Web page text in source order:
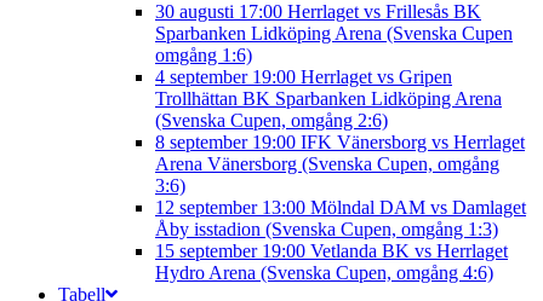
30 augusti 17:00 Herrlaget vs Frillesås BK
Sparbanken Lidköping Arena (Svenska Cupen
omgång 1:6)
4 september 19:00 Herrlaget vs Gripen
Trollhättan BK Sparbanken Lidköping Arena
(Svenska Cupen, omgång 2:6)
8 september 19:00 IFK Vänersborg vs Herrlaget
Arena Vänersborg (Svenska Cupen, omgång
3:6)
12 september 13:00 Mölndal DAM vs Damlaget
Åby isstadion (Svenska Cupen, omgång 1:3)
15 september 19:00 Vetlanda BK vs Herrlaget
Hydro Arena (Svenska Cupen, omgång 4:6)
Tabell